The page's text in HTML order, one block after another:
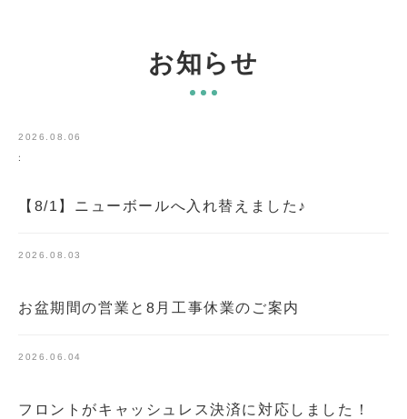
お知らせ
2026.08.06
:
【8/1】ニューボールへ入れ替えました♪
2026.08.03
お盆期間の営業と8月工事休業のご案内
2026.06.04
フロントがキャッシュレス決済に対応しました！